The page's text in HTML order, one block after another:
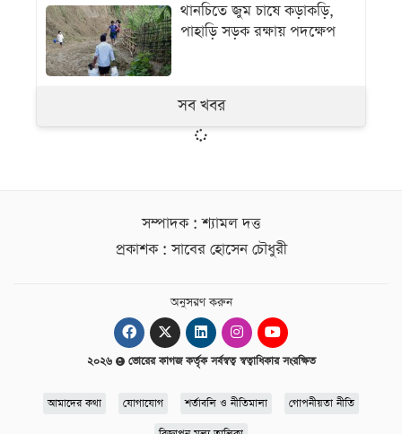
থানচিতে জুম চাষে কড়াকড়ি,
পাহাড়ি সড়ক রক্ষায় পদক্ষেপ
সব খবর
সম্পাদক : শ্যামল দত্ত
প্রকাশক : সাবের হোসেন চৌধুরী
অনুসরণ করুন
২০২৬ ভোরের কাগজ কর্তৃক সর্বস্বত্ব স্বত্বাধিকার সংরক্ষিত
আমাদের কথা যোগাযোগ শর্তাবলি ও নীতিমালা গোপনীয়তা নীতি